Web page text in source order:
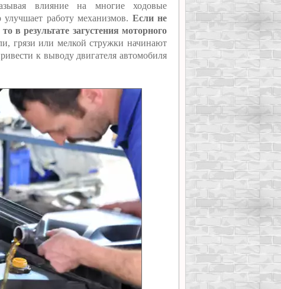
влияние на многие ходовые
улучшает работу механизмов. Если не
в результате загустения моторного
грязи или мелкой стружки начинают
к выводу двигателя автомобиля